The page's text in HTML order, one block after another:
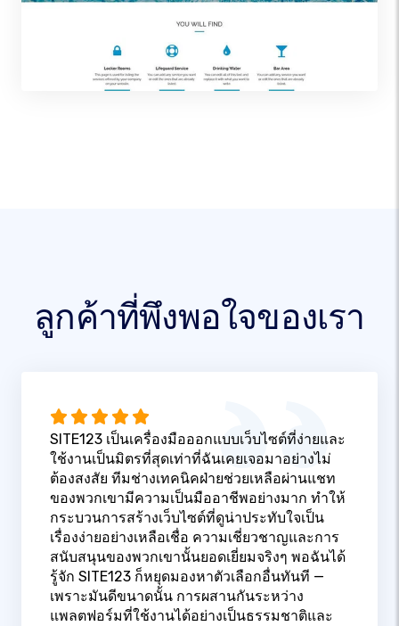
ลูกค้าที่พึงพอใจของเรา
SITE123 เป็นเครื่องมือออกแบบเว็บไซต์ที่ง่ายและ
ใช้งานเป็นมิตรที่สุดเท่าที่ฉันเคยเจอมาอย่างไม่
ต้องสงสัย ทีมช่างเทคนิคฝ่ายช่วยเหลือผ่านแชท
ของพวกเขามีความเป็นมืออาชีพอย่างมาก ทำให้
กระบวนการสร้างเว็บไซต์ที่ดูน่าประทับใจเป็น
เรื่องง่ายอย่างเหลือเชื่อ ความเชี่ยวชาญและการ
สนับสนุนของพวกเขานั้นยอดเยี่ยมจริงๆ พอฉันได้
รู้จัก SITE123 ก็หยุดมองหาตัวเลือกอื่นทันที —
เพราะมันดีขนาดนั้น การผสานกันระหว่าง
แพลตฟอร์มที่ใช้งานได้อย่างเป็นธรรมชาติและ